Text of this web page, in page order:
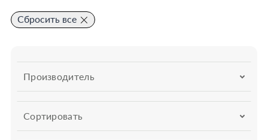
Сбросить все
Сортировать
Производитель